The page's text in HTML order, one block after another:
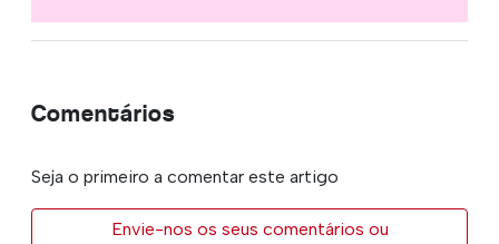
Comentários
Seja o primeiro a comentar este artigo
Envie-nos os seus comentários ou